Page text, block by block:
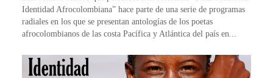
Identidad Afrocolombiana” hace parte de una serie de programas
radiales en los que se presentan antologías de los poetas
afrocolombianos de las costa Pacífica y Atlántica del país en...